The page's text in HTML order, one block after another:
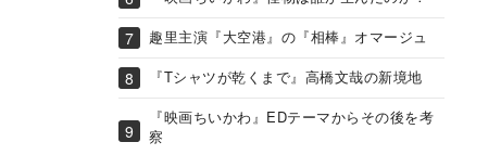
趣里主演『大空港』の『相棒』オマージュ
『Tシャツが乾くまで』高橋文哉の新境地
『映画ちいかわ』EDテーマからその後を考
察